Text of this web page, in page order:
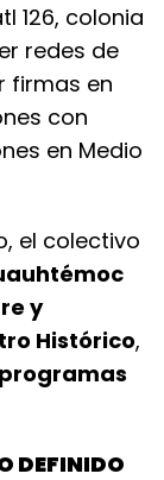
126, colonia
redes de
firmas en
con
en Medio
el colectivo
y
Histórico,
programas
DEFINIDO